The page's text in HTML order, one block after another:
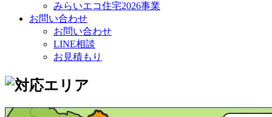
みらいエコ住宅2026事業
お問い合わせ
お問い合わせ
LINE相談
お見積もり